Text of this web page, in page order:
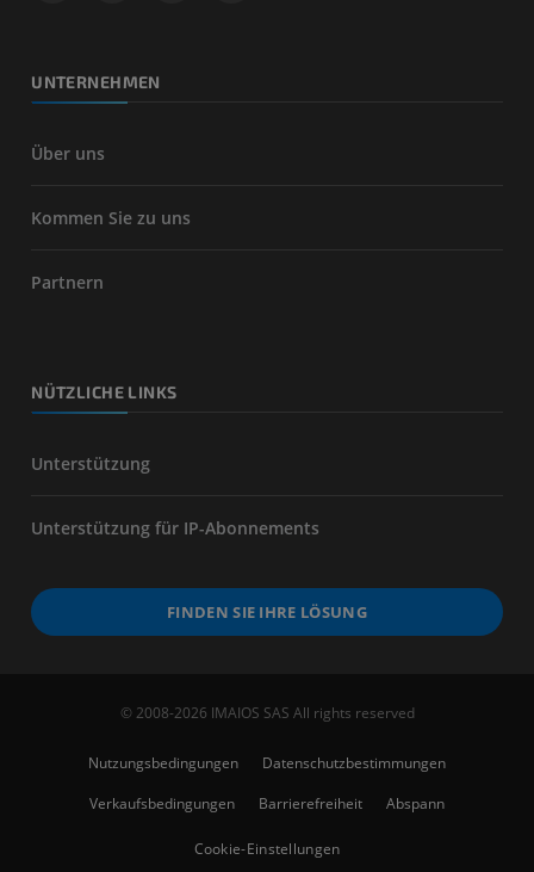
UNTERNEHMEN
Über uns
Kommen Sie zu uns
Partnern
NÜTZLICHE LINKS
Unterstützung
Unterstützung für IP-Abonnements
FINDEN SIE IHRE LÖSUNG
© 2008-2026 IMAIOS SAS All rights reserved
Nutzungsbedingungen
Datenschutzbestimmungen
Verkaufsbedingungen
Barrierefreiheit Abspann
Cookie-Einstellungen